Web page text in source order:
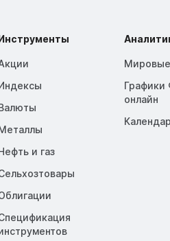
и газ
Графики
онлайн